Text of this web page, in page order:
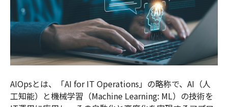
AIOpsとは、「AI for IT Operations」の略称で、AI（人
工知能）と機械学習（Machine Learning: ML）の技術を